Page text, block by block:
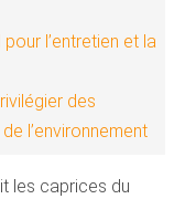
l’entretien et la
des
l’environnement
les caprices du